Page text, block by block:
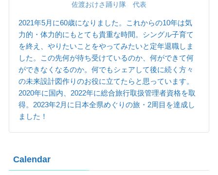
佐渡おけさ踊り隊 代表
2021年5月に60歳になりました。これからの10年は気
力的・体力的にもとても貴重な時間。シングル子育て
を終え、やりたいことをやってみたいと定年退職しま
した。この先何が待ち受けているのか、何ができて何
ができなくなるのか。何でもシェアして後に続く方々
の未来設計図作りのお役に立てたらと思っています。
2020年に国内、2022年に総合旅行取扱管理者資格を取
得。2023年2月に日本全県めぐりの旅・2周目を達成し
ました！
Calendar